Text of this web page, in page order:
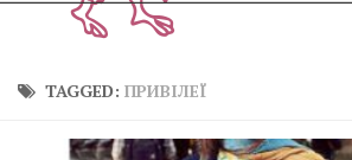
Зараз
TAGGED: ПРИВІЛЕЇ